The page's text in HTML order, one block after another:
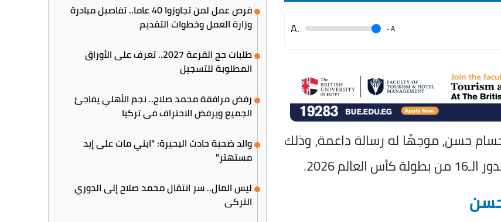
A
.
.A
حسن، موجهًا له رسالة داعمة، وذلك
2026.
فرص عمل لمن تجاوزوا 40 عاما.. تفاصيل مبادرة
وزارة العمل وخطوات التقديم
طلبات حج القرعة 2027.. تعرف على الأوراق
المطلوبة للتسجيل
رفض مرافقة محمد صلاح.. نجم الأهلي يفاجئ
الجميع ويرفض الاحتراف في تركيا
والد ضحية حادث البحيرة: "ابني مات على إيد
مستهتر"
ليس المال.. سر انتقال محمد صلاح إلى الدوري
التركي